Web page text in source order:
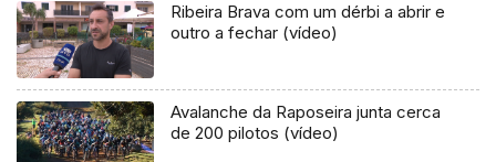
Ribeira Brava com um dérbi a abrir e
outro a fechar (vídeo)
Avalanche da Raposeira junta cerca
de 200 pilotos (vídeo)